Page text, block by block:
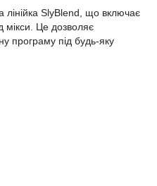
SlyBlend, що включає
мікси. Це дозволяє
програму під будь-яку